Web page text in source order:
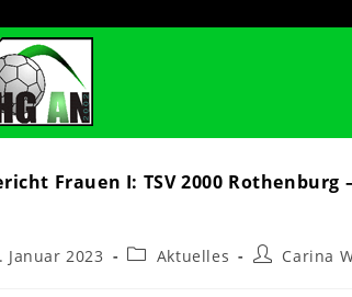
Frauen I: TSV 2000 Rothenburg
Januar 2023
Beitrags-
Aktuelles
Beitrags-
Carina